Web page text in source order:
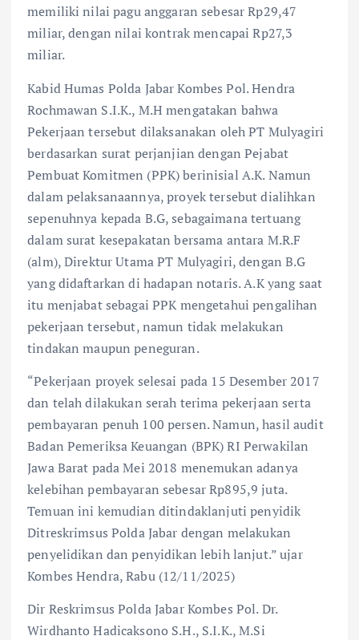
memiliki nilai pagu anggaran sebesar Rp29,47
miliar, dengan nilai kontrak mencapai Rp27,3
miliar.
Kabid Humas Polda Jabar Kombes Pol. Hendra
Rochmawan S.I.K., M.H mengatakan bahwa
Pekerjaan tersebut dilaksanakan oleh PT Mulyagiri
berdasarkan surat perjanjian dengan Pejabat
Pembuat Komitmen (PPK) berinisial A.K. Namun
dalam pelaksanaannya, proyek tersebut dialihkan
sepenuhnya kepada B.G, sebagaimana tertuang
dalam surat kesepakatan bersama antara M.R.F
(alm), Direktur Utama PT Mulyagiri, dengan B.G
yang didaftarkan di hadapan notaris. A.K yang saat
itu menjabat sebagai PPK mengetahui pengalihan
pekerjaan tersebut, namun tidak melakukan
tindakan maupun peneguran.
“Pekerjaan proyek selesai pada 15 Desember 2017
dan telah dilakukan serah terima pekerjaan serta
pembayaran penuh 100 persen. Namun, hasil audit
Badan Pemeriksa Keuangan (BPK) RI Perwakilan
Jawa Barat pada Mei 2018 menemukan adanya
kelebihan pembayaran sebesar Rp895,9 juta.
Temuan ini kemudian ditindaklanjuti penyidik
Ditreskrimsus Polda Jabar dengan melakukan
penyelidikan dan penyidikan lebih lanjut.” ujar
Kombes Hendra, Rabu (12/11/2025)
Dir Reskrimsus Polda Jabar Kombes Pol. Dr.
Wirdhanto Hadicaksono S.H., S.I.K., M.Si